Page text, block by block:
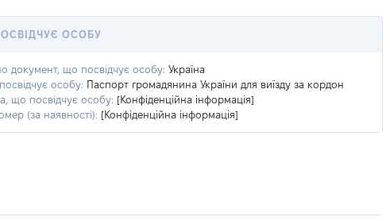
ОСОБУ
документ, що посвідчує особу: Україна
особу: Паспорт громадянина України для виїзду за кордон
що посвідчує особу: [Конфіденційна інформація]
(за наявності): [Конфіденційна інформація]